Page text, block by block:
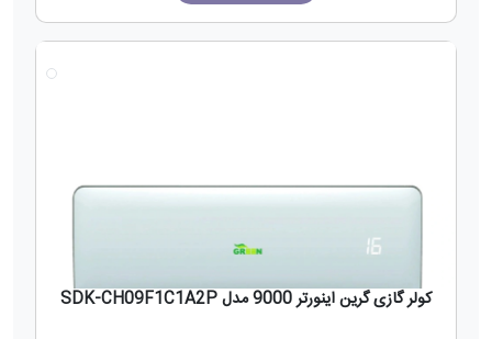
کولر گازی گرین اینورتر 9000 مدل SDK-CH09F1C1A2P